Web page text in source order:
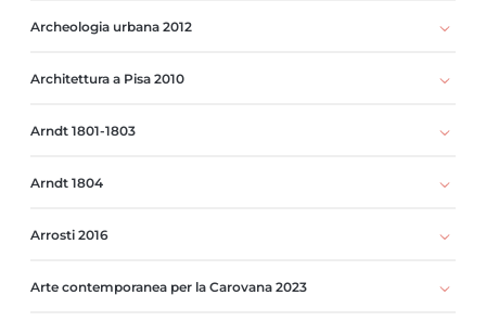
Archeologia urbana 2012
Architettura a Pisa 2010
Arndt 1801-1803
Arndt 1804
Arrosti 2016
Arte contemporanea per la Carovana 2023